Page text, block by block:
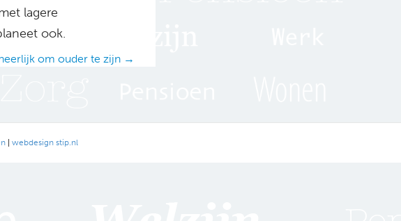
lagere
ook.
om ouder te zijn →
| webdesign stip.nl